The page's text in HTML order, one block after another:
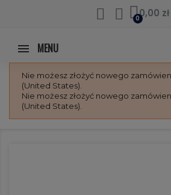
0,00 zł
MENU
Nie możesz złożyć nowego
(United States).
Nie możesz złożyć nowego
(United States).